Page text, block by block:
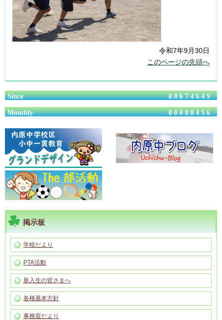
Since 00674649
Monthly 00000456
掲示板
学校だより
PTA活動
新入生の皆さまへ
各種基本方針
事務室だより
令和7年9月30日
このページの先頭へ